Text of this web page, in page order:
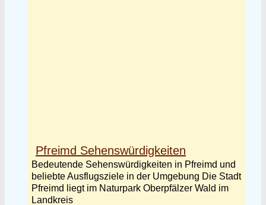
Pfreimd Sehenswürdigkeiten
Bedeutende Sehenswürdigkeiten in Pfreimd und
beliebte Ausflugsziele in der Umgebung Die Stadt
Pfreimd liegt im Naturpark Oberpfälzer Wald im
Landkreis